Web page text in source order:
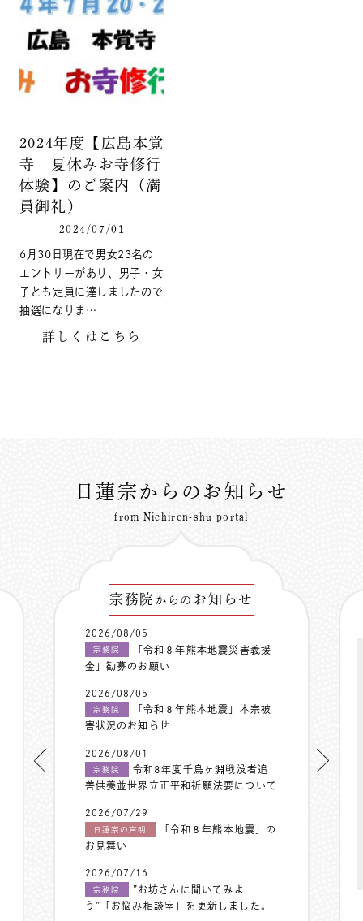
2024年度【広島本覚
寺 夏休みお寺修行
体験】のご案内（満
員御礼）
2024/07/01
6月30日現在で男女23名の
エントリーがあり、男子・女
子とも定員に達しましたので
抽選になりま…
詳しくはこちら
日蓮宗からのお知らせ
from Nichiren-shu portal
宗務院 からの お知らせ
2026/08/05
宗務院
「令和８年熊本地震災害義援
金」勧募のお願い
2026/08/05
宗務院
「令和８年熊本地震」本宗被
害状況のお知らせ
2026/08/01
宗務院
令和8年度千鳥ヶ淵戦没者追
善供養並世界立正平和祈願法要について
2026/07/29
日蓮宗の声明
「令和８年熊本地震」の
お見舞い
2026/07/16
宗務院
”お坊さんに聞いてみよ
う”「お悩み相談室」を更新しました。